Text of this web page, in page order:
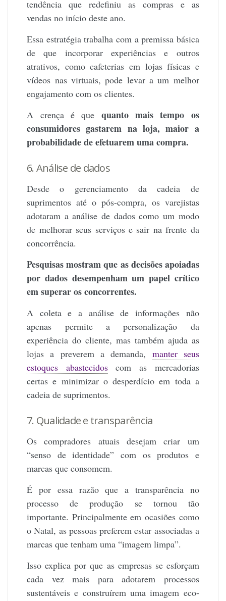
tendência que redefiniu as compras e as
vendas no início deste ano.
Essa estratégia trabalha com a premissa básica
de que incorporar experiências e outros
atrativos, como cafeterias em lojas físicas e
vídeos nas virtuais, pode levar a um melhor
engajamento com os clientes.
A crença é que quanto mais tempo os
consumidores gastarem na loja, maior a
probabilidade de efetuarem uma compra.
6. Análise de dados
Desde o gerenciamento da cadeia de
suprimentos até o pós-compra, os varejistas
adotaram a análise de dados como um modo
de melhorar seus serviços e sair na frente da
concorrência.
Pesquisas mostram que as decisões apoiadas
por dados desempenham um papel crítico
em superar os concorrentes.
A coleta e a análise de informações não
apenas permite a personalização da
experiência do cliente, mas também ajuda as
lojas a preverem a demanda, manter seus
estoques abastecidoscom as mercadorias
certas e minimizar o desperdício em toda a
cadeia de suprimentos.
7. Qualidade e transparência
Os compradores atuais desejam criar um
“senso de identidade” com os produtos e
marcas que consomem.
É por essa razão que a transparência no
processo de produção se tornou tão
importante. Principalmente em ocasiões como
o Natal, as pessoas preferem estar associadas a
marcas que tenham uma “imagem limpa”.
Isso explica por que as empresas se esforçam
cada vez mais para adotarem processos
sustentáveis e construírem uma imagem eco-